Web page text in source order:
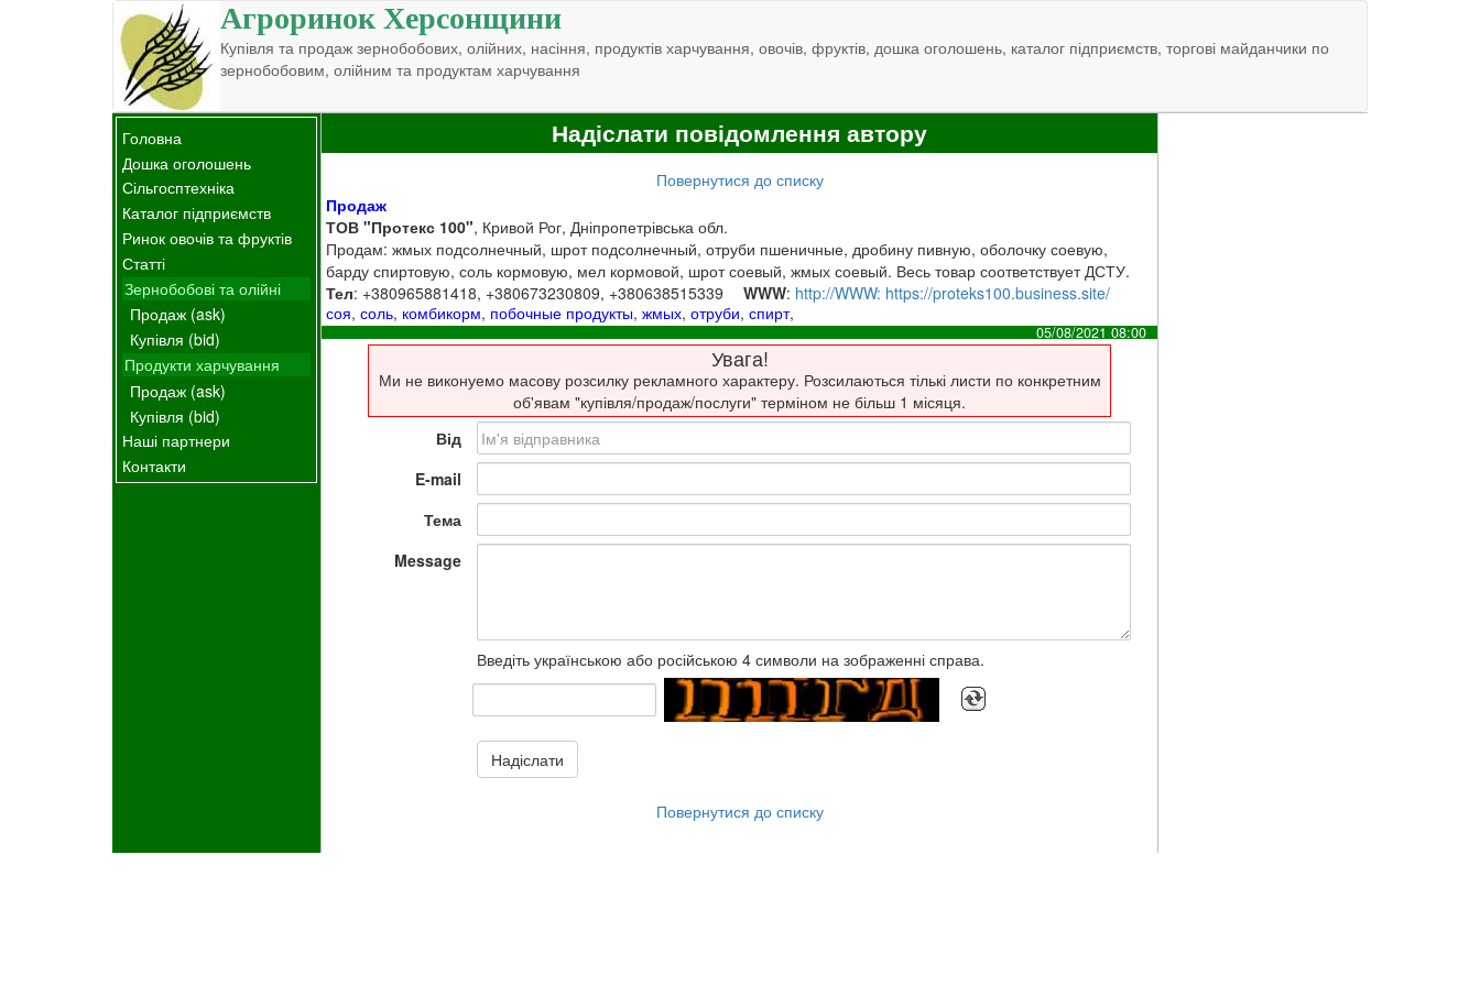
Агроринок Херсонщини
Купівля та продаж зернобобових, олійних, насіння, продуктів харчування, овочів, фруктів, дошка оголошень, каталог підприємств, торгові майданчики по
зернобобовим, олійним та продуктам харчування
Головна
Дошка оголошень
Сільгосптехніка
Каталог підприємств
Ринок овочів та фруктів
Статті
Зернобобові та олійні
Продаж (ask)
Купівля (bid)
Продукти харчування
Продаж (ask)
Купівля (bid)
Наші партнери
Контакти
Надіслати повідомлення автору
Повернутися до списку
Продаж
ТОВ "Протекс 100", Кривой Рог, Дніпропетрівська обл.
Продам: жмых подсолнечный, шрот подсолнечный, отруби пшеничные, дробину пивную, оболочку соевую,
барду спиртовую, соль кормовую, мел кормовой, шрот соевый, жмых соевый. Весь товар соответствует ДСТУ.
Тел: +380965881418, +380673230809, +380638515339 WWW: http://WWW: https://proteks100.business.site/
соя,соль, комбикорм, побочные продукты,жмых,отруби,спирт,
05/08/2021 08:00
Увага!
Ми не виконуемо масову розсилку рекламного характеру. Розсилаються тількі листи по конкретним
об'явам "купівля/продаж/послуги" терміном не більш 1 місяця.
Від
E-mail
Тема
Message
Введіть українською або російською 4 символи на зображенні справа.
Надіслати
Повернутися до списку